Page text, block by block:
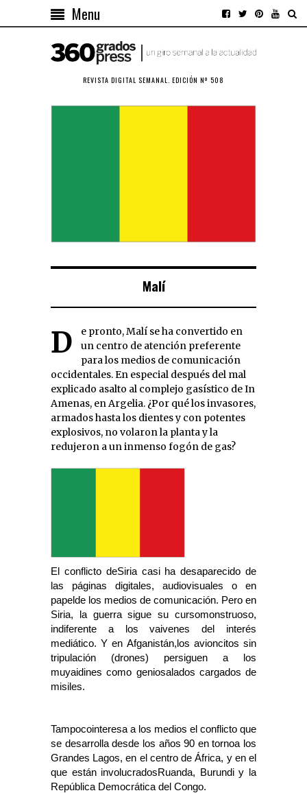
Menu
REVISTA DIGITAL SEMANAL. EDICIÓN Nº 508
Malí
De pronto, Malí se ha convertido en
un centro de atención preferente
para los medios de comunicación
occidentales. En especial después del mal
explicado asalto al complejo gasístico de In
Amenas, en Argelia. ¿Por qué los invasores,
armados hasta los dientes y con potentes
explosivos, no volaron la planta y la
redujeron a un inmenso fogón de gas?
El conflicto deSiria casi ha desaparecido de
las páginas digitales, audiovisuales o en
papelde los medios de comunicación. Pero en
Siria, la guerra sigue su cursomonstruoso,
indiferente a los vaivenes del interés
mediático. Y en Afganistán,los avioncitos sin
tripulación (drones) persiguen a los
muyaidines como geniosalados cargados de
misiles.
Tampocointeresa a los medios el conflicto que
se desarrolla desde los años 90 en tornoa los
Grandes Lagos, en el centro de África, y en el
que están involucradosRuanda, Burundi y la
República Democrática del Congo.